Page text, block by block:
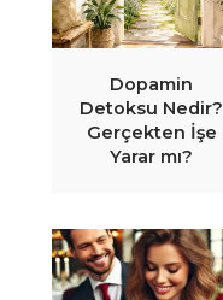
Dopamin
Detoksu Nedir?
Gerçekten İşe
Yarar mı?